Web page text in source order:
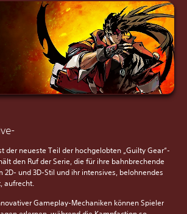
der neueste Teil der hochgelobten „Guilty Gear“-
den Ruf der Serie, die für ihre bahnbrechende
2D- und 3D-Stil und ihr intensives, belohnendes
aufrecht.
Gameplay-Mechaniken können Spieler